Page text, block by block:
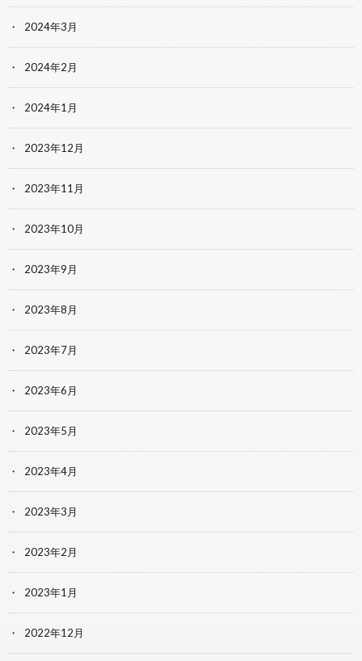
2024年3月
2024年2月
2024年1月
2023年12月
2023年11月
2023年10月
2023年9月
2023年8月
2023年7月
2023年6月
2023年5月
2023年4月
2023年3月
2023年2月
2023年1月
2022年12月